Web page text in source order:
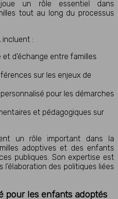
un rôle essentiel dans
tout au long du processus
incluent :
d’échange entre familles
sur les enjeux de
pour les démarches
et pédagogiques sur
un rôle important dans la
adoptives et des enfants
publiques. Son expertise est
des politiques liées
pour les enfants adoptés